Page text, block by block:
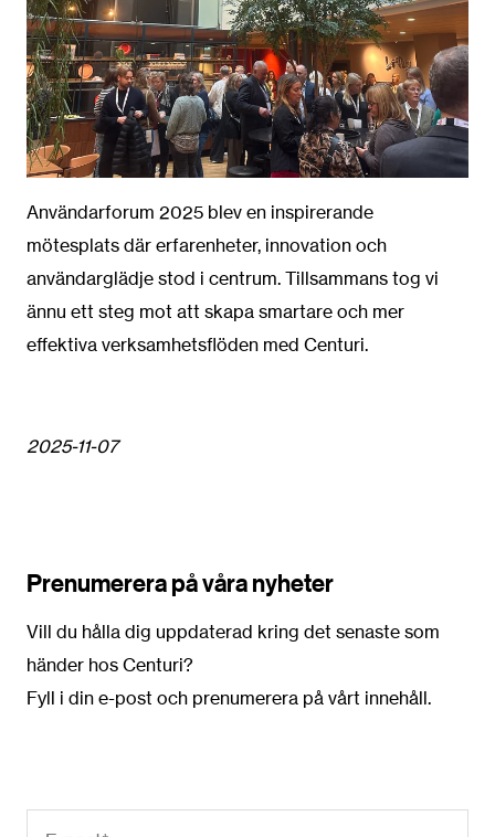
Användarforum 2025 blev en inspirerande
mötesplats där erfarenheter, innovation och
användarglädje stod i centrum. Tillsammans tog vi
ännu ett steg mot att skapa smartare och mer
effektiva verksamhetsflöden med Centuri.
2025-11-07
Prenumerera på våra nyheter
Vill du hålla dig uppdaterad kring det senaste som
händer hos Centuri?
Fyll i din e-post och prenumerera på vårt innehåll.